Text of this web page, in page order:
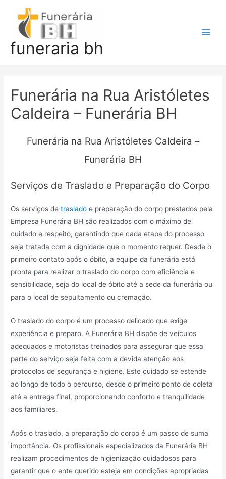
conteúdo
funeraria bh
Funerária na Rua Aristóletes
Caldeira – Funerária BH
Funerária na Rua Aristóletes Caldeira –
Funerária BH
Serviços de Traslado e Preparação do Corpo
Os serviços detraslado e preparação do corpo prestados pela
Empresa Funerária BH são realizados com o máximo de
cuidado e respeito, garantindo que cada etapa do processo
seja tratada com a dignidade que o momento requer. Desde o
primeiro contato após o óbito, a equipe da funerária está
pronta para realizar o traslado do corpo com eficiência e
sensibilidade, seja do local de óbito até a sede da funerária ou
para o local de sepultamento ou cremação.
O traslado do corpo é um processo delicado que exige
experiência e preparo. A Funerária BH dispõe de veículos
adequados e motoristas treinados para assegurar que essa
parte do serviço seja feita com a devida atenção aos
protocolos de segurança e higiene. Este cuidado se estende
ao longo de todo o percurso, desde o primeiro ponto de coleta
até a entrega final, proporcionando conforto e tranquilidade
aos familiares.
Após o traslado, a preparação do corpo é um passo de suma
importância. Os profissionais especializados da Funerária BH
realizam procedimentos de higienização cuidadosos para
garantir que o ente querido esteja em condições apropriadas